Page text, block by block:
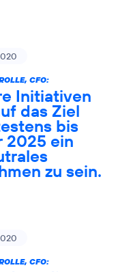
CFO:
Initiativen
das Ziel
bis
2025 ein
zu sein.
CFO: